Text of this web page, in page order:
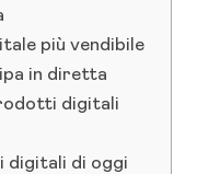
più vendibile
in diretta
digitali
digitali di oggi